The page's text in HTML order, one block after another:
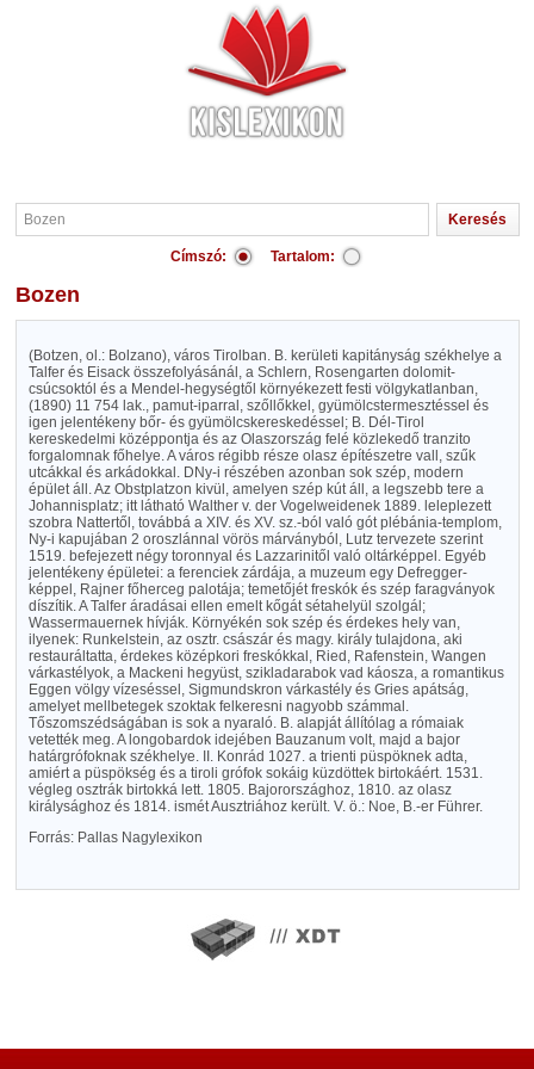
Címszó: Tartalom:
Bozen
(Botzen, ol.: Bolzano), város Tirolban. B. kerületi kapitányság székhelye a
Talfer és Eisack összefolyásánál, a Schlern, Rosengarten dolomit-
csúcsoktól és a Mendel-hegységtől környékezett festi völgykatlanban,
(1890) 11 754 lak., pamut-iparral, szőllőkkel, gyümölcstermesztéssel és
igen jelentékeny bőr- és gyümölcskereskedéssel; B. Dél-Tirol
kereskedelmi középpontja és az Olaszország felé közlekedő tranzito
forgalomnak főhelye. A város régibb része olasz építészetre vall, szűk
utcákkal és arkádokkal. DNy-i részében azonban sok szép, modern
épület áll. Az Obstplatzon kivül, amelyen szép kút áll, a legszebb tere a
Johannisplatz; itt látható Walther v. der Vogelweidenek 1889. leleplezett
szobra Nattertől, továbbá a XIV. és XV. sz.-ból való gót plébánia-templom,
Ny-i kapujában 2 oroszlánnal vörös márványból, Lutz tervezete szerint
1519. befejezett négy toronnyal és Lazzarinitől való oltárképpel. Egyéb
jelentékeny épületei: a ferenciek zárdája, a muzeum egy Defregger-
képpel, Rajner főherceg palotája; temetőjét freskók és szép faragványok
díszítik. A Talfer áradásai ellen emelt kőgát sétahelyül szolgál;
Wassermauernek hívják. Környékén sok szép és érdekes hely van,
ilyenek: Runkelstein, az osztr. császár és magy. király tulajdona, aki
restauráltatta, érdekes középkori freskókkal, Ried, Rafenstein, Wangen
várkastélyok, a Mackeni hegyüst, szikladarabok vad káosza, a romantikus
Eggen völgy vízeséssel, Sigmundskron várkastély és Gries apátság,
amelyet mellbetegek szoktak felkeresni nagyobb számmal.
Tőszomszédságában is sok a nyaraló. B. alapját állítólag a rómaiak
vetették meg. A longobardok idejében Bauzanum volt, majd a bajor
határgrófoknak székhelye. II. Konrád 1027. a trienti püspöknek adta,
amiért a püspökség és a tiroli grófok sokáig küzdöttek birtokáért. 1531.
végleg osztrák birtokká lett. 1805. Bajorországhoz, 1810. az olasz
királysághoz és 1814. ismét Ausztriához került. V. ö.: Noe, B.-er Führer.
Forrás: Pallas Nagylexikon